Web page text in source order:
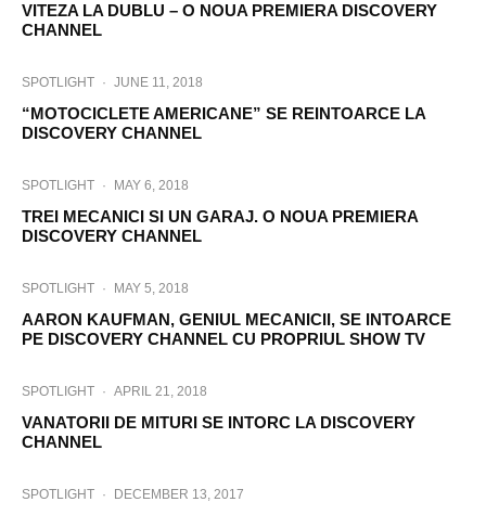
VITEZA LA DUBLU – O NOUA PREMIERA DISCOVERY
CHANNEL
SPOTLIGHT · JUNE 11, 2018
“MOTOCICLETE AMERICANE” SE REINTOARCE LA
DISCOVERY CHANNEL
SPOTLIGHT · MAY 6, 2018
TREI MECANICI SI UN GARAJ. O NOUA PREMIERA
DISCOVERY CHANNEL
SPOTLIGHT · MAY 5, 2018
AARON KAUFMAN, GENIUL MECANICII, SE INTOARCE
PE DISCOVERY CHANNEL CU PROPRIUL SHOW TV
SPOTLIGHT · APRIL 21, 2018
VANATORII DE MITURI SE INTORC LA DISCOVERY
CHANNEL
SPOTLIGHT · DECEMBER 13, 2017